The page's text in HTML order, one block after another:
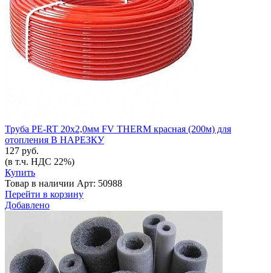
Труба PE-RT 20x2,0мм FV THERM красная (200м) для
отопления В НАРЕЗКУ
127 руб.
(в т.ч. НДС 22%)
Купить
Товар в наличии Арт: 50988
Перейти в корзину
Добавлено